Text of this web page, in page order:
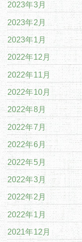
2023年3月
2023年2月
2023年1月
2022年12月
2022年11月
2022年10月
2022年8月
2022年7月
2022年6月
2022年5月
2022年3月
2022年2月
2022年1月
2021年12月